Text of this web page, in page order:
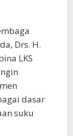
Drs. H.
LKS
dasar
suku